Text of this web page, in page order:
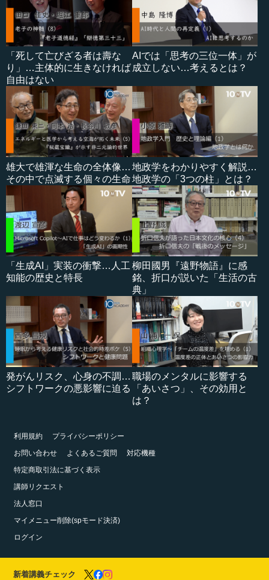
「死して亡びざる者は壽な
り」…主体的に生きなければ
自由はない
AIでは「思考の三位一体」が
成立しない…考えるとは？
雄大で雄渾な生命の全体像…
その中で点滅する個々の生命
地政学をわかりやすく解説…
地政学の「3つの柱」とは？
「生成AI」実装の衝撃…人工
知能の歴史と特長
柳田國男『遠野物語』に感
銘、折口が説いた「生活の古
典」
発がんリスク、心身の不調…
シフトワークの悪影響に迫る
職場のメンタルに影響する
「あいさつ」、その効用と
は？
利用規約
プライバシーポリシー
お問い合わせ
よくあるご質問
対応機種
特定商取引法に基づく表示
講師リクエスト
法人窓口
マイメニュー削除(spモード決済)
ログイン
新着講義チェック